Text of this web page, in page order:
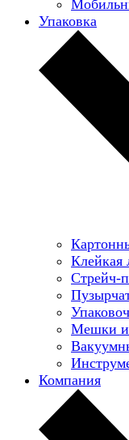
Упаковка
Клейкая
Стрейч-
Мешки и
Компания